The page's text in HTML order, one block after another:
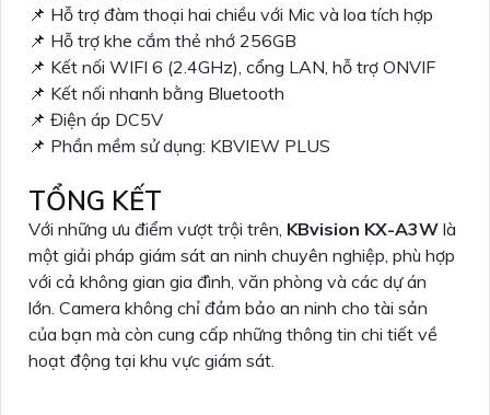
📌 Hỗ trợ đàm thoại hai chiều với Mic và loa tích hợp
📌 Hỗ trợ khe cắm thẻ nhớ 256GB
📌 Kết nối WIFI 6 (2.4GHz), cổng LAN, hỗ trợ ONVIF
📌 Kết nối nhanh bằng Bluetooth
📌 Điện áp DC5V
📌 Phần mềm sử dụng: KBVIEW PLUS
TỔNG KẾT
Với những ưu điểm vượt trội trên, KBvision KX-A3W là
một giải pháp giám sát an ninh chuyên nghiệp, phù hợp
với cả không gian gia đình, văn phòng và các dự án
lớn. Camera không chỉ đảm bảo an ninh cho tài sản
của bạn mà còn cung cấp những thông tin chi tiết về
hoạt động tại khu vực giám sát.